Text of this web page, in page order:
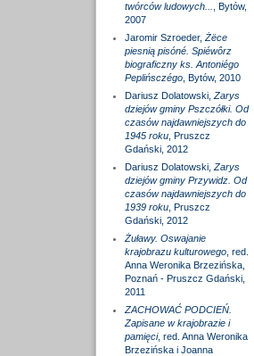
twórców ludowych...
, Bytów,
2007
Jaromir Szroeder, Żëce
piesnią pisóné. Spiéwôrz
biograficzny ks. Antoniégo
Peplińsczégo, Bytów, 2010
Dariusz Dolatowski, Zarys
dziejów gminy Pszczółki. Od
czasów najdawniejszych do
1945 roku, Pruszcz
Gdański, 2012
Dariusz Dolatowski, Zarys
dziejów gminy Przywidz. Od
czasów najdawniejszych do
1939 roku, Pruszcz
Gdański, 2012
Żuławy. Oswajanie
krajobrazu kulturowego, red.
Anna Weronika Brzezińska,
Poznań - Pruszcz Gdański,
2011
ZACHOWAĆ PODCIEŃ.
Zapisane w krajobrazie i
pamięci, red. Anna Weronika
Brzezińska i Joanna